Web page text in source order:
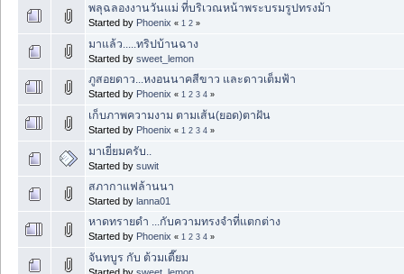
พลุฉลองงานวันแม่ ที่บริเวณหน้าพระบรมรูปทรงม้า
Started by Phoenix « 1 2 »
มาแล้ว.....ทริปบ้านฉาง
Started by sweet_lemon
ภูสอยดาว...หงอนนาคสีขาว และดาวเต็มฟ้า
Started by Phoenix « 1 2 3 4 »
เก็บภาพความงาม ตามเส้น(ยอด)ตาฝัน
Started by Phoenix « 1 2 3 4 »
มาเยี่ยมครับ..
Started by suwit
สภากาแฟล้านนา
Started by lanna01
หาดทรายดำ ...กับความทรงจำที่แตกต่าง
Started by Phoenix « 1 2 3 4 »
จันทบูร กับ ต้วมเตี๊ยม
Started by sweet_lemon